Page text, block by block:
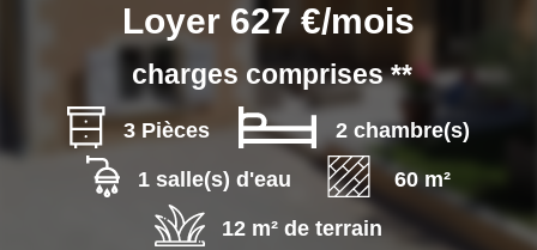
Loyer 627 €/mois
charges comprises **
3 Pièces 2 chambre(s)
1 salle(s) d'eau 60 m²
12 m² de terrain